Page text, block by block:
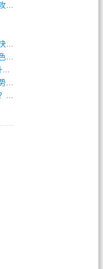
红月传说战神版如何快速提升战力？新手攻略(3)
逆水寒单职业存在哪些可利用漏洞？如何快速(1)
今日新开合击传奇私服，如何快速提升角色战(0)
今日新开单职业传奇私服1区，如何快速升级(0)
一键元宝完成任务究竟能带来哪些超值优势？(0)
一个特戒对传奇玩家来说真的就够用了吗？(0)